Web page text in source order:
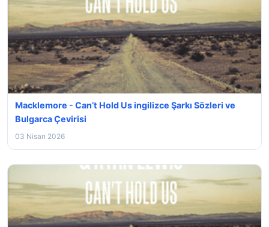
Macklemore - Can’t Hold Us ingilizce Şarkı Sözleri ve
Bulgarca Çevirisi
03 Nisan 2026